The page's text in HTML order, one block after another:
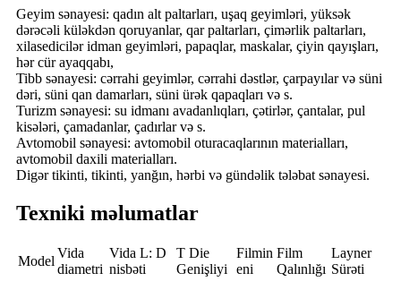
Geyim sənayesi: qadın alt paltarları, uşaq geyimləri, yüksək
dərəcəli küləkdən qoruyanlar, qar paltarları, çimərlik paltarları,
xilasedicilər idman geyimləri, papaqlar, maskalar, çiyin qayışları,
hər cür ayaqqabı,
Tibb sənayesi: cərrahi geyimlər, cərrahi dəstlər, çarpayılar və süni
dəri, süni qan damarları, süni ürək qapaqları və s.
Turizm sənayesi: su idmanı avadanlıqları, çətirlər, çantalar, pul
kisələri, çamadanlar, çadırlar və s.
Avtomobil sənayesi: avtomobil oturacaqlarının materialları,
avtomobil daxili materialları.
Digər tikinti, tikinti, yanğın, hərbi və gündəlik tələbat sənayesi.
Texniki məlumatlar
Model
Vida
diametri
Vida L: D
nisbəti
T Die
Genişliyi
Filmin
eni
Film
Qalınlığı
Layner
Sürəti